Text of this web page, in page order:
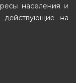
населения и
на